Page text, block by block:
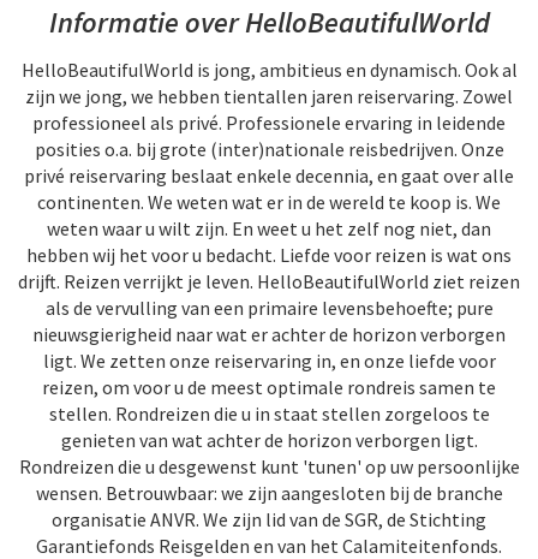
Informatie over HelloBeautifulWorld
HelloBeautifulWorld is jong, ambitieus en dynamisch. Ook al
zijn we jong, we hebben tientallen jaren reiservaring. Zowel
professioneel als privé. Professionele ervaring in leidende
posities o.a. bij grote (inter)nationale reisbedrijven. Onze
privé reiservaring beslaat enkele decennia, en gaat over alle
continenten. We weten wat er in de wereld te koop is. We
weten waar u wilt zijn. En weet u het zelf nog niet, dan
hebben wij het voor u bedacht. Liefde voor reizen is wat ons
drijft. Reizen verrijkt je leven. HelloBeautifulWorld ziet reizen
als de vervulling van een primaire levensbehoefte; pure
nieuwsgierigheid naar wat er achter de horizon verborgen
ligt. We zetten onze reiservaring in, en onze liefde voor
reizen, om voor u de meest optimale rondreis samen te
stellen. Rondreizen die u in staat stellen zorgeloos te
genieten van wat achter de horizon verborgen ligt.
Rondreizen die u desgewenst kunt 'tunen' op uw persoonlijke
wensen. Betrouwbaar: we zijn aangesloten bij de branche
organisatie ANVR. We zijn lid van de SGR, de Stichting
Garantiefonds Reisgelden en van het Calamiteitenfonds.